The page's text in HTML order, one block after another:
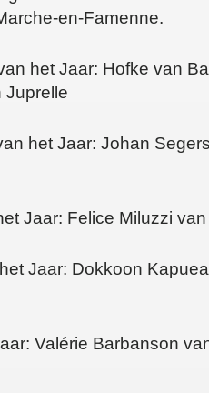
en-Famenne.
het Jaar: Hofke van
Juprelle
het Jaar: Johan
Jaar: Felice Miluzzi
Jaar: Dokkoon
Valérie Barbanson